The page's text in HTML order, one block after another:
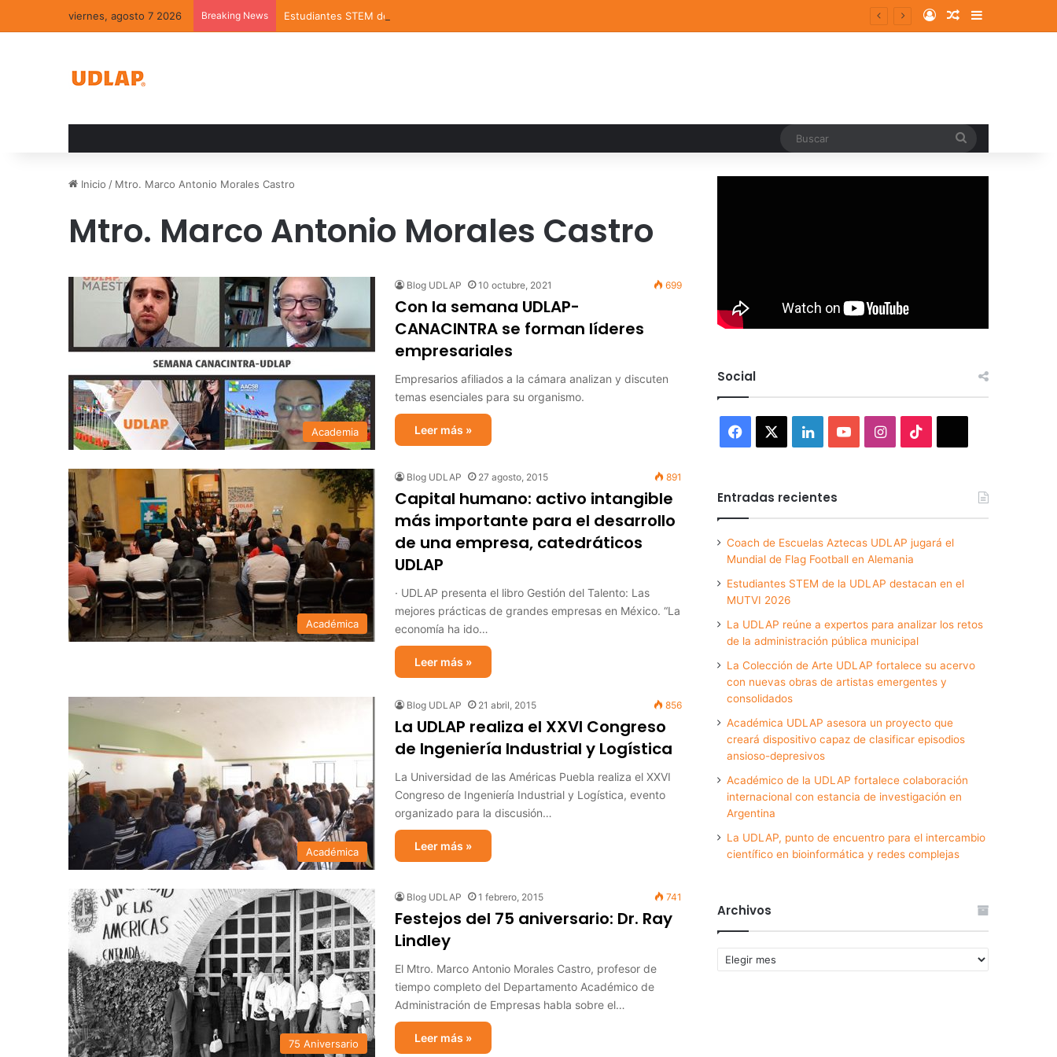
viernes, agosto 7 2026 Breaking News Estudiantes STEM de la UDLAP destacan en el MUTVI 2026 Log InRandom Article
Sidebar
Inicio / Mtro. Marco Antonio Morales Castro
Mtro. Marco Antonio Morales Castro
Academia
Blog UDLAP 10 octubre, 2021 699
Con la semana UDLAP-
CANACINTRA se forman líderes
empresariales
Empresarios afiliados a la cámara analizan y discuten
temas esenciales para su organismo.
Leer más »
Académica
Blog UDLAP 27 agosto, 2015 891
Capital humano: activo intangible
más importante para el desarrollo
de una empresa, catedráticos
UDLAP
· UDLAP presenta el libro Gestión del Talento: Las
mejores prácticas de grandes empresas en México. “La
economía ha ido…
Leer más »
Académica
Blog UDLAP 21 abril, 2015 856
La UDLAP realiza el XXVI Congreso
de Ingeniería Industrial y Logística
La Universidad de las Américas Puebla realiza el XXVI
Congreso de Ingeniería Industrial y Logística, evento
organizado para la discusión…
Leer más »
75 Aniversario
Blog UDLAP 1 febrero, 2015 741
Festejos del 75 aniversario: Dr. Ray
Lindley
El Mtro. Marco Antonio Morales Castro, profesor de
tiempo completo del Departamento Académico de
Administración de Empresas habla sobre el…
Leer más »
Social
Facebook LinkedInYouTubeInstagram
Entradas recientes
Coach de Escuelas Aztecas UDLAP jugará el
Mundial de Flag Football en Alemania
Estudiantes STEM de la UDLAP destacan en el
MUTVI 2026
La UDLAP reúne a expertos para analizar los retos
de la administración pública municipal
La Colección de Arte UDLAP fortalece su acervo
con nuevas obras de artistas emergentes y
consolidados
Académica UDLAP asesora un proyecto que
creará dispositivo capaz de clasificar episodios
ansioso-depresivos
Académico de la UDLAP fortalece colaboración
internacional con estancia de investigación en
Argentina
La UDLAP, punto de encuentro para el intercambio
científico en bioinformática y redes complejas
Archivos
Archivos